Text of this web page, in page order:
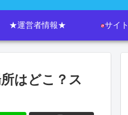
★運営者情報★ サイ
はどこ？ス